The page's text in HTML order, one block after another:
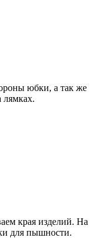
юбки, а так же
лямках.
края изделий. На
для пышности.